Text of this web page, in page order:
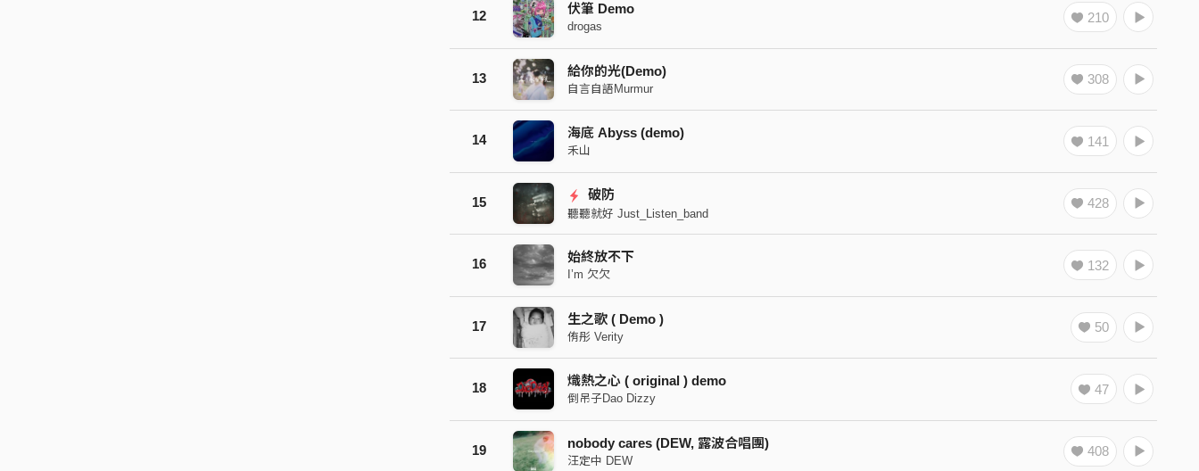
12 伏筆 Demo
drogas
210
13 給你的光(Demo)
自言自語Murmur
308
14 海底 Abyss (demo)
禾山
141
15
破防
聽聽就好 Just_Listen_band
428
16 始終放不下
I’m 欠欠
132
17 生之歌 ( Demo )
侑彤 Verity
50
18 熾熱之心 ( original ) demo
倒吊子Dao Dizzy
47
19 nobody cares (DEW, 露波合唱團)
汪定中 DEW
408